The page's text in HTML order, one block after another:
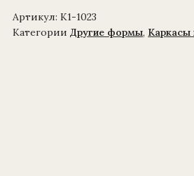
Артикул:К1-1023
КатегорииДругие формы, Каркасы